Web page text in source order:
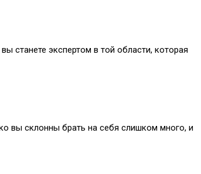
станете экспертом в той области, которая
вы склонны брать на себя слишком много, и